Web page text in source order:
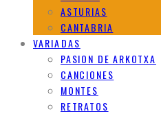
ASTURIAS
CANTABRIA
VARIADAS
PASION DE ARKOTXA
CANCIONES
MONTES
RETRATOS